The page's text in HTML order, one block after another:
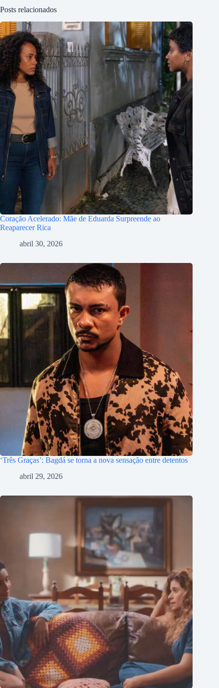
Posts relacionados
Coração Acelerado: Mãe de Eduarda Surpreende ao
Reaparecer Rica
abril 30, 2026
‘Três Graças’: Bagdá se torna a nova sensação entre detentos
abril 29, 2026